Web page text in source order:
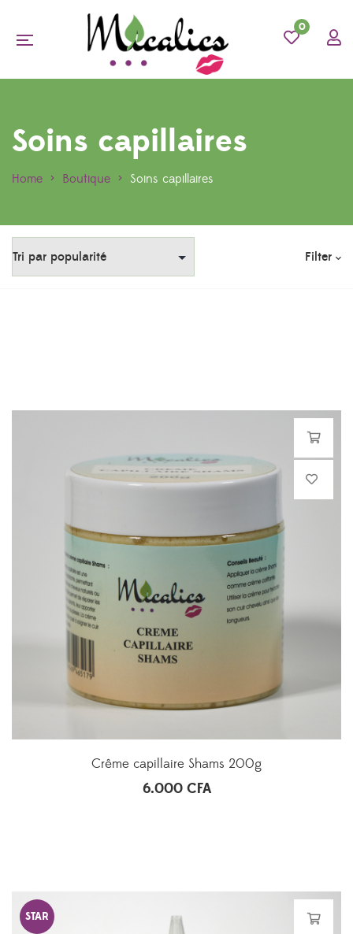
0
Soins capillaires
Home > Boutique > Soins capillaires
Filter
Crême capillaire Shams 200g
6.000 CFA
STAR